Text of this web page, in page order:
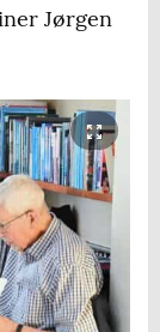
Jørgen